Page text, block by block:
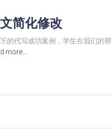
简化修改
的代写成功案例，学生在我们的帮
more…